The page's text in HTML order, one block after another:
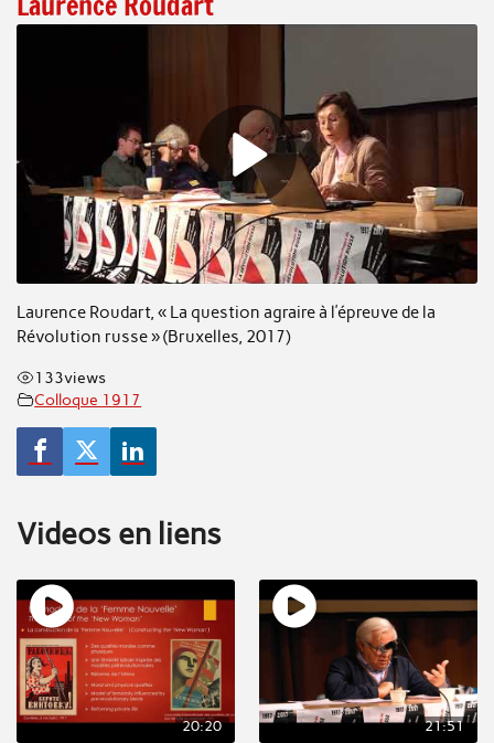
Laurence Roudart, « La question agraire à l’épreuve de la
Révolution russe » (Bruxelles, 2017)
133views
Colloque 1917
Videos en liens
20:20 21:51